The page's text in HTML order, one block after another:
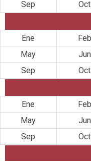
Sep
Oct
Ene
Feb
May
Jun
Sep
Oct
Ene
Feb
May
Jun
Sep
Oct